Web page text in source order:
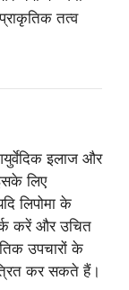
तत्व
इलाज और
लिए
लिपोमा के
करें और उचित
उपचारों के
कर सकते हैं।